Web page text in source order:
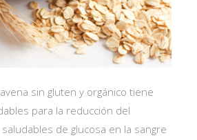
sin gluten y orgánico tiene
para la reducción del
de glucosa en la sangre